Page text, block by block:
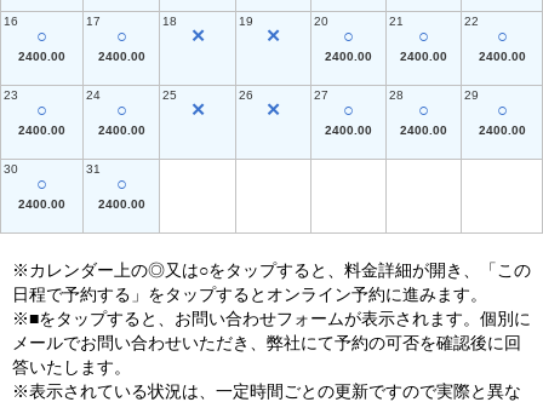
16
○
2400.00
17
○
2400.00
18
✕
19
✕
20
○
2400.00
21
○
2400.00
22
○
2400.00
23
○
2400.00
24
○
2400.00
25
✕
26
✕
27
○
2400.00
28
○
2400.00
29
○
2400.00
30
○
2400.00
31
○
2400.00
※カレンダー上の◎又は○をタップすると、料金詳細が開き、「この
日程で予約する」をタップするとオンライン予約に進みます。
※■をタップすると、お問い合わせフォームが表示されます。個別に
メールでお問い合わせいただき、弊社にて予約の可否を確認後に回
答いたします。
※表示されている状況は、一定時間ごとの更新ですので実際と異な